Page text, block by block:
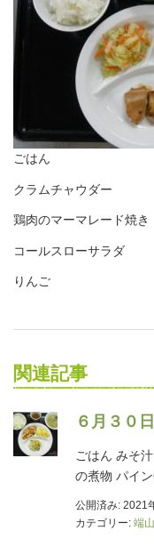
ごはん
クラムチャウダー
鶏肉のマーマレード焼き
コールスローサラダ
りんご
関連記事
６月３０
ごはん みそ
の煮物 パイ
公開済み: 2021
カテゴリー: 端